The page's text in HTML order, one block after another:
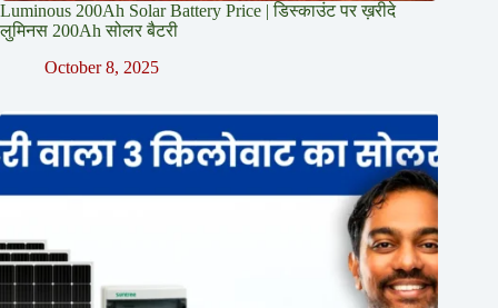
Luminous 200Ah Solar Battery Price​ | डिस्काउंट पर ख़रीदे
लुमिनस 200Ah सोलर बैटरी
October 8, 2025